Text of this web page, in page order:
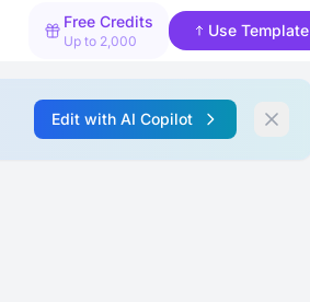
Free Credits
Up to 2,000
Use Template
Edit with AI Copilot